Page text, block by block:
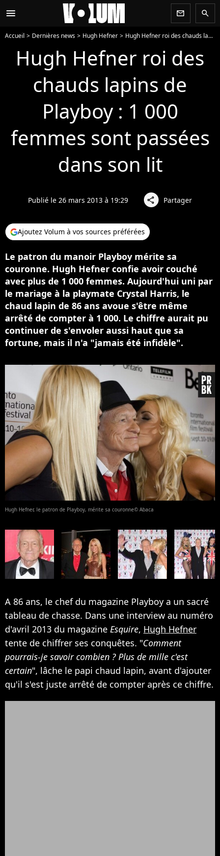
menu newsletter search
Accueil Dernières news Hugh Hefner Hugh Hefner roi des chauds lapins de Playboy : 1 000 femmes sont passées dans son lit
Hugh Hefner roi des
chauds lapins de
Playboy : 1 000
femmes sont passées
dans son lit
Publié le 26 mars 2013 à 19:29 share Partager
Ajoutez Volum à vos sources préférées
Le patron du manoir Playboy mérite sa
couronne. Hugh Hefner confie avoir couché
avec plus de 1 000 femmes. Aujourd'hui uni par
le mariage à la playmate Crystal Harris, le
chaud lapin de 86 ans avoue s'être même
arrêté de compter à 1 000. Le chiffre aurait pu
continuer de s'envoler aussi haut que sa
fortune, mais il n'a "jamais été infidèle".
Hugh Hefner, le patron de Playboy, mérite sa couronne© Abaca
A 86 ans, le chef du magazine Playboy a un sacré
tableau de chasse. Dans une interview au numéro
d'avril 2013 du magazine Esquire, Hugh Hefner
tente de chiffrer ses conquêtes. "Comment
pourrais-je savoir combien ? Plus de mille c'est
certain", lâche le papi chaud lapin, avant d'ajouter
qu'il s'est juste arrêté de compter après ce chiffre.